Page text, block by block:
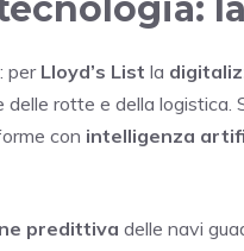
per Lloyd’s List la
rotte e della logistica.
con intelligenza
predittiva delle navi